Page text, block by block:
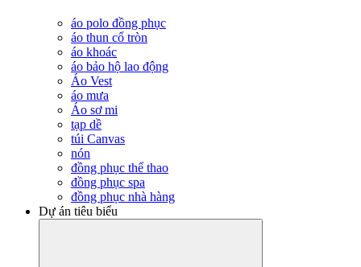
áo polo đồng phục
áo thun cổ tròn
áo khoác
áo bảo hộ lao động
Áo Vest
áo mưa
Áo sơ mi
tạp dề
túi Canvas
nón
đồng phục thể thao
đồng phục spa
đồng phục nhà hàng
Dự án tiêu biểu